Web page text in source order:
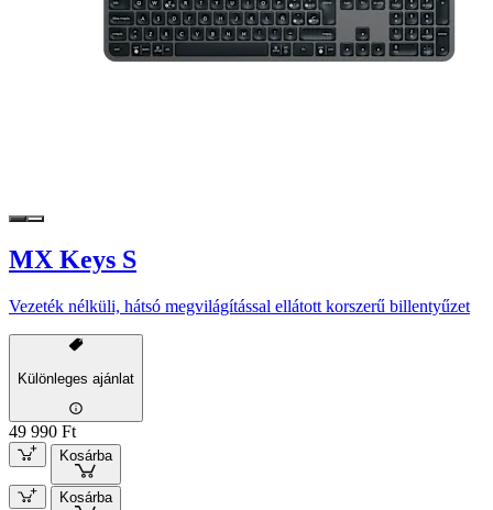
MX Keys S
Vezeték nélküli, hátsó megvilágítással ellátott korszerű billentyűzet
Különleges ajánlat
49 990 Ft
Kosárba
Kosárba